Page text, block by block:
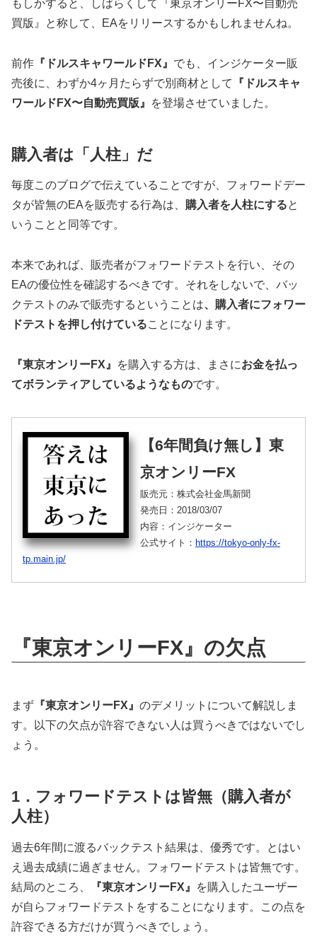
もしかすると、しばらくして『東京オンリーFX〜自動売
買版』と称して、EAをリリースするかもしれませんね。
前作 『ドルスキャワールドFX』 でも、インジケーター販
売後に、わずか4ヶ月たらずで別商材として
『ドルスキャ
ワールドFX〜自動売買版』
を登場させていました。
購入者は「人柱」だ
毎度このブログで伝えていることですが、フォワードデー
タが皆無のEAを販売する行為は、 購入者を人柱にすると
いうことと同等です。
本来であれば、販売者がフォワードテストを行い、その
EAの優位性を確認するべきです。それをしないで、バッ
クテストのみで販売するということは、購入者にフォワー
ドテストを押し付けていることになります。
『東京オンリーFX』 を購入する方は、まさにお金を払っ
てボランティアしているようなものです。
【6年間負け無し】東
京オンリーFX
販売元：株式会社金馬新聞
発売日：2018/03/07
内容：インジケーター
公式サイト： https://tokyo-only-fx-
tp.main.jp/
『東京オンリーFX』の欠点
まず 『東京オンリーFX』 のデメリットについて解説しま
す。以下の欠点が許容できない人は買うべきではないでし
ょう。
1．フォワードテストは皆無（購入者が
人柱）
過去6年間に渡るバックテスト結果は、優秀です。とはい
え過去成績に過ぎません。フォワードテストは皆無です。
結局のところ、
『東京オンリーFX』
を購入したユーザー
が自らフォワードテストをすることになります。この点を
許容できる方だけが買うべきでしょう。